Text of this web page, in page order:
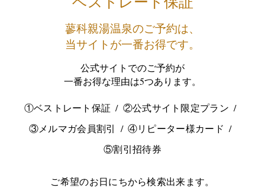
蓼科親湯温泉のご予約は、
当サイトが一番お得です。
公式サイトでのご予約が
一番お得な理由は5つあります。
①ベストレート保証
②公式サイト限定プラン
③メルマガ会員割引
④リピーター様カード
⑤割引招待券
ご希望のお日にちから検索出来ます。